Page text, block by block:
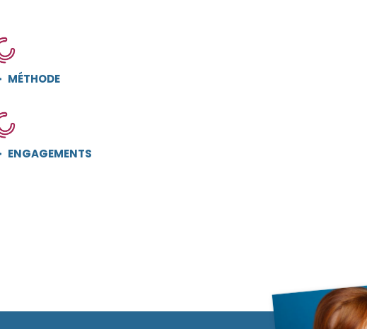
MÉTHODE
ENGAGEMENTS